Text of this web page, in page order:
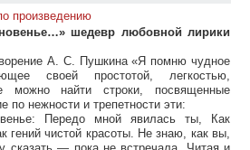
произведению
шедевр любовной лирики
А. С. Пушкина «Я помню чудное
своей простотой, легкостью,
можно найти строки, посвященные
нежности и трепетности эти:
Передо мной явилась ты, Как
гений чистой красоты. Не знаю, как вы,